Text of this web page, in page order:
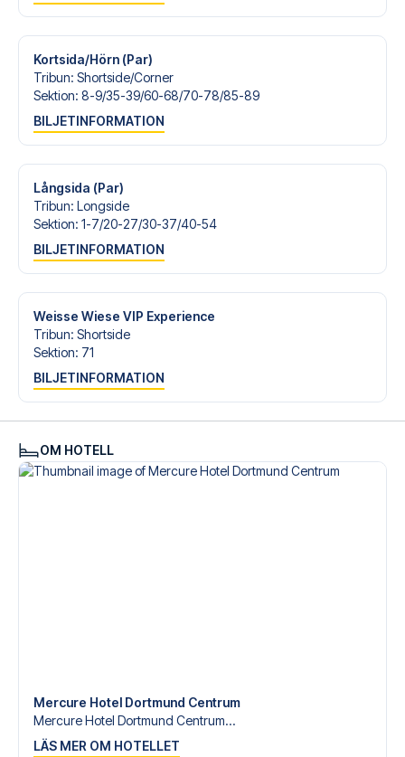
Är du redo att uppleva Dortmund på Signal Iduna Park
mot Leipzig? Kontakta oss idag, och låt oss hjälpa dig att
realisera din fotbollsresedröm!
Kortsida/Hörn (Par)
Tribun: Shortside/​Corner
Sektion: 8-9/​35-39/​60-68/​70-78/​85-89
BILJETINFORMATION
Långsida (Par)
Tribun: Longside
Sektion: 1-7/​20-27/​30-37/​40-54
BILJETINFORMATION
Weisse Wiese VIP Experience
Tribun: Shortside
Sektion: 71
BILJETINFORMATION
OM HOTELL
Mercure Hotel Dortmund Centrum
Mercure Hotel Dortmund Centrum...
LÄS MER OM HOTELLET